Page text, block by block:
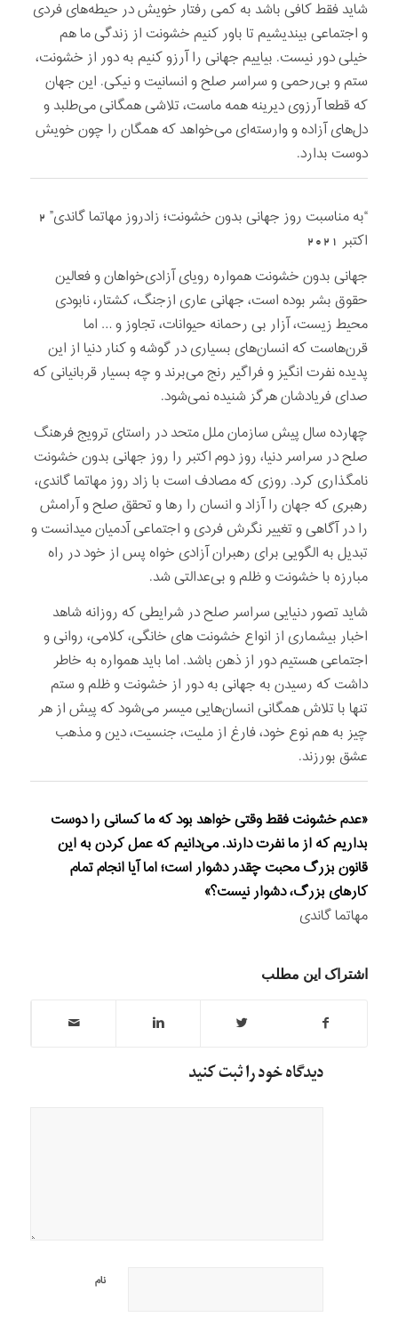
شاید فقط کافی باشد به کمی رفتار خویش در حیطه‌های فردی
و اجتماعی بیندیشیم تا باور کنیم خشونت از زندگی ما هم
خیلی دور نیست. بیاییم جهانی را آرزو کنیم به دور از خشونت،
ستم و بی‌رحمی و سراسر صلح و انسانیت و نیکی. این جهان
که قطعا آرزوی دیرینه همه ماست، تلاشی همگانی می‌طلبد و
دل‌های آزاده و وارسته‌ای می‌خواهد که همگان را چون خویش
دوست بدارد.
“به مناسبت روز جهانی بدون خشونت؛ زادروز مهاتما گاندی” 2
اکتبر 2021
جهانی بدون خشونت همواره رویای آزادی‌خواهان و فعالین
حقوق بشر بوده است، جهانی عاری ازجنگ، کشتار، نابودی
محیط زیست، آزار بی رحمانه حیوانات، تجاوز و … اما
قرن‌هاست که انسان‌های بسیاری در گوشه و کنار دنیا از این
پدیده نفرت انگیز و فراگیر رنج می‌برند و چه بسیار قربانیانی که
صدای فریادشان هرگز شنیده نمی‌شود.
️چهارده سال پیش سازمان ملل متحد در راستای ترویج فرهنگ
صلح در سراسر دنیا، روز دوم اکتبر را روز جهانی بدون خشونت
نامگذاری کرد. روزی که مصادف است با زاد روز مهاتما گاندی،
رهبری که جهان را آزاد و انسان را رها و تحقق صلح و آرامش
را در آگاهی و تغییر نگرش فردی و اجتماعی آدمیان میدانست و
تبدیل به الگویی برای رهبران آزادی خواه پس از خود در راه
مبارزه با خشونت و ظلم و بی‌عدالتی شد.
️شاید تصور دنیایی سراسر صلح در شرایطی که روزانه شاهد
اخبار بیشماری از انواع خشونت های خانگی، کلامی، روانی و
اجتماعی هستیم دور از ذهن باشد. اما باید همواره به خاطر
داشت که رسیدن به جهانی به دور از خشونت و ظلم و ستم
تنها با تلاش همگانی انسان‌هایی میسر می‌شود که پیش از هر
چیز به هم نوع خود، فارغ از ملیت، جنسیت، دین و مذهب
عشق بورزند.
«عدم خشونت فقط وقتی خواهد بود که ما کسانی را دوست
بداریم که از ما نفرت دارند. می‌دانیم که عمل کردن به این
قانون بزرگ محبت چقدر دشوار است؛ اما آیا انجام تمام
کارهای بزرگ، دشوار نیست؟»
مهاتما گاندی
اشتراک این مطلب
دیدگاه خود را ثبت کنید
نام